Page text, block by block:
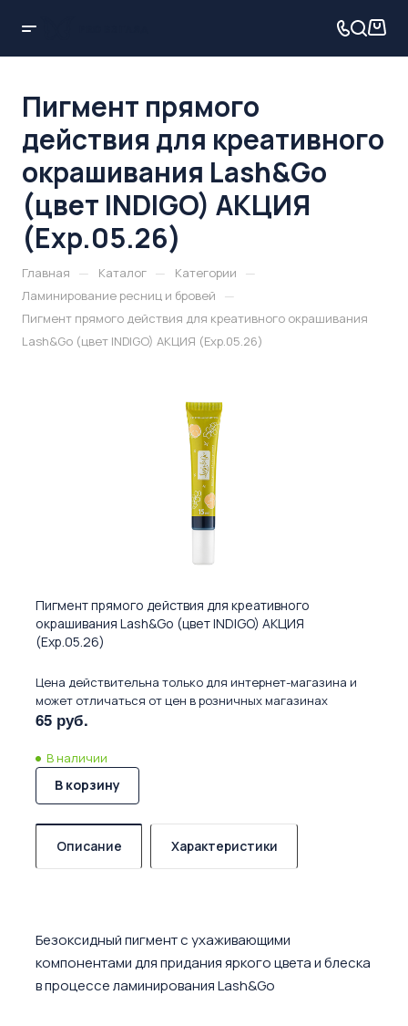
Пигмент прямого
действия для креативного
окрашивания Lash&Go
(цвет INDIGO) АКЦИЯ
(Exp.05.26)
Главная — Каталог — Категории —
Ламинирование ресниц и бровей —
Пигмент прямого действия для креативного окрашивания
Lash&Go (цвет INDIGO) АКЦИЯ (Exp.05.26)
Пигмент прямого действия для креативного
окрашивания Lash&Go (цвет INDIGO) АКЦИЯ
(Exp.05.26)
Цена действительна только для интернет-магазина и
может отличаться от цен в розничных магазинах
65 руб.
В наличии
В корзину
Описание Характеристики
Безоксидный пигмент с ухаживающими
компонентами для придания яркого цвета и блеска
в процессе ламинирования Lash&Go